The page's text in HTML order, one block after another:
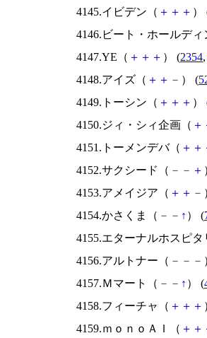
4145.イビデン（ ＋ ＋ ＋ ）
4146.ビート・ホールデ
4147.YE（ ＋ ＋ ＋ ） (2354,
4148.アイズ（ ＋ ＋ － ） (
4149.トーシン（ ＋ ＋ ＋ ）
4150.ジィ・シィ企画（ ＋
4151.トーメンデバ（ ＋ ＋
4152.サクシード（ － － ＋
4153.アメイジア（ ＋ ＋ －
4154.かさくま（ － － ↑ ） (
4155.エターナルホスピタ
4156.アルトナー（ － － －
4157.Ｍマート（ － － ↑ ） (
4158.フィーチャ（ ＋ ＋ ＋
4159.ｍｏｎｏＡＩ（ ＋ ＋